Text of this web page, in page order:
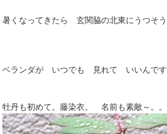
暑くなってきたら 玄関脇の北東にうつそ
ベランダが いつでも 見れて いいんです
牡丹も初めて。藤染衣。 名前も素敵～。。